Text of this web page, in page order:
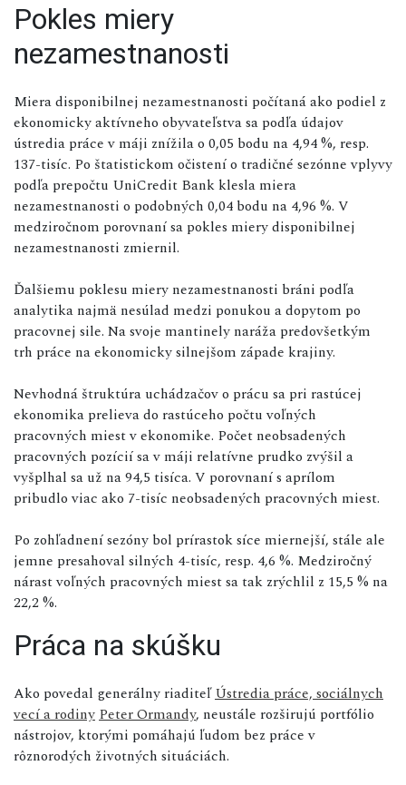
Pokles miery
nezamestnanosti
Miera disponibilnej nezamestnanosti počítaná ako podiel z
ekonomicky aktívneho obyvateľstva sa podľa údajov
ústredia práce v máji znížila o 0,05 bodu na 4,94 %, resp.
137-tisíc. Po štatistickom očistení o tradičné sezónne vplyvy
podľa prepočtu UniCredit Bank klesla miera
nezamestnanosti o podobných 0,04 bodu na 4,96 %. V
medziročnom porovnaní sa pokles miery disponibilnej
nezamestnanosti zmiernil.
Ďalšiemu poklesu miery nezamestnanosti bráni podľa
analytika najmä nesúlad medzi ponukou a dopytom po
pracovnej sile. Na svoje mantinely naráža predovšetkým
trh práce na ekonomicky silnejšom západe krajiny.
Nevhodná štruktúra uchádzačov o prácu sa pri rastúcej
ekonomika prelieva do rastúceho počtu voľných
pracovných miest v ekonomike. Počet neobsadených
pracovných pozícií sa v máji relatívne prudko zvýšil a
vyšplhal sa už na 94,5 tisíca. V porovnaní s aprílom
pribudlo viac ako 7-tisíc neobsadených pracovných miest.
Po zohľadnení sezóny bol prírastok síce miernejší, stále ale
jemne presahoval silných 4-tisíc, resp. 4,6 %. Medziročný
nárast voľných pracovných miest sa tak zrýchlil z 15,5 % na
22,2 %.
Práca na skúšku
Ako povedal generálny riaditeľÚstredia práce, sociálnych
vecí a rodiny Peter Ormandy, neustále rozširujú portfólio
nástrojov, ktorými pomáhajú ľudom bez práce v
rôznorodých životných situáciách.